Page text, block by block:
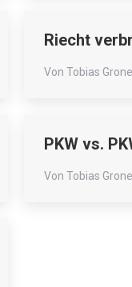
Riecht
Von Tobias
PKW vs.
Von Tobias